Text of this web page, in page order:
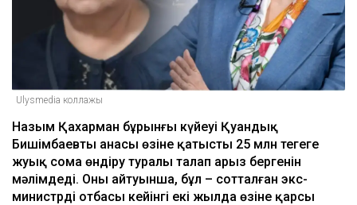
Ulysmedia коллажы
Назым Қахарман бұрынғы күйеуі Қуандық
Бишімбаевтың анасы өзіне қатысты 25 млн теңгеге
жуық сома өндіру туралы талап арыз бергенін
мәлімдеді. Оның айтуынша, бұл – сотталған экс-
министрдің отбасы кейінгі екі жылда өзіне қарсы